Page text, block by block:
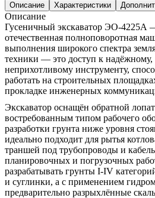
Описание Характеристики
Описание
Гусеничный экскаватор ЭО-4225А
отечественная полноповоротная
выполнения широкого спектра
техники — это доступ к надёжному,
неприхотливому инструменту,
работать на строительных
прокладке инженерных
Экскаватор оснащён обратной
востребованным типом рабочего
разработки грунта ниже уровня
идеально подходит для рытья
траншей под трубопроводы и
планировочных и погрузочных
разрабатывать грунты I-IV
и суглинки, а с применением
предварительно разрыхлённые